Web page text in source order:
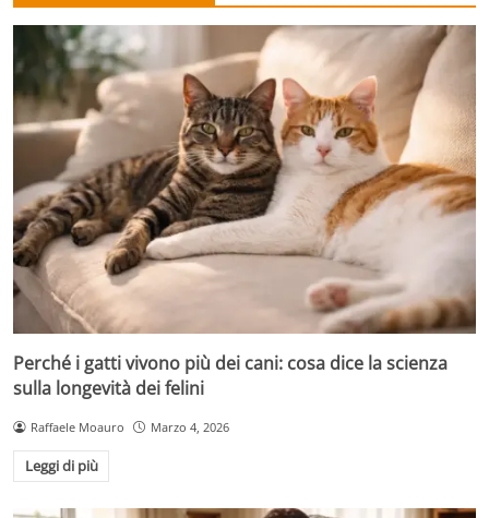
Perché i gatti vivono più dei cani: cosa dice la scienza
sulla longevità dei felini
Raffaele Moauro Marzo 4, 2026
Leggi di più